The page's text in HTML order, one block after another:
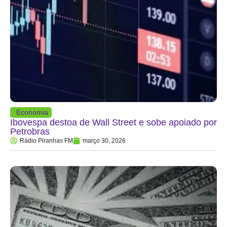
Economia
Ibovespa destoa de Wall Street e sobe apoiado por
Petrobras
Rádio Piranhas FM março 30, 2026